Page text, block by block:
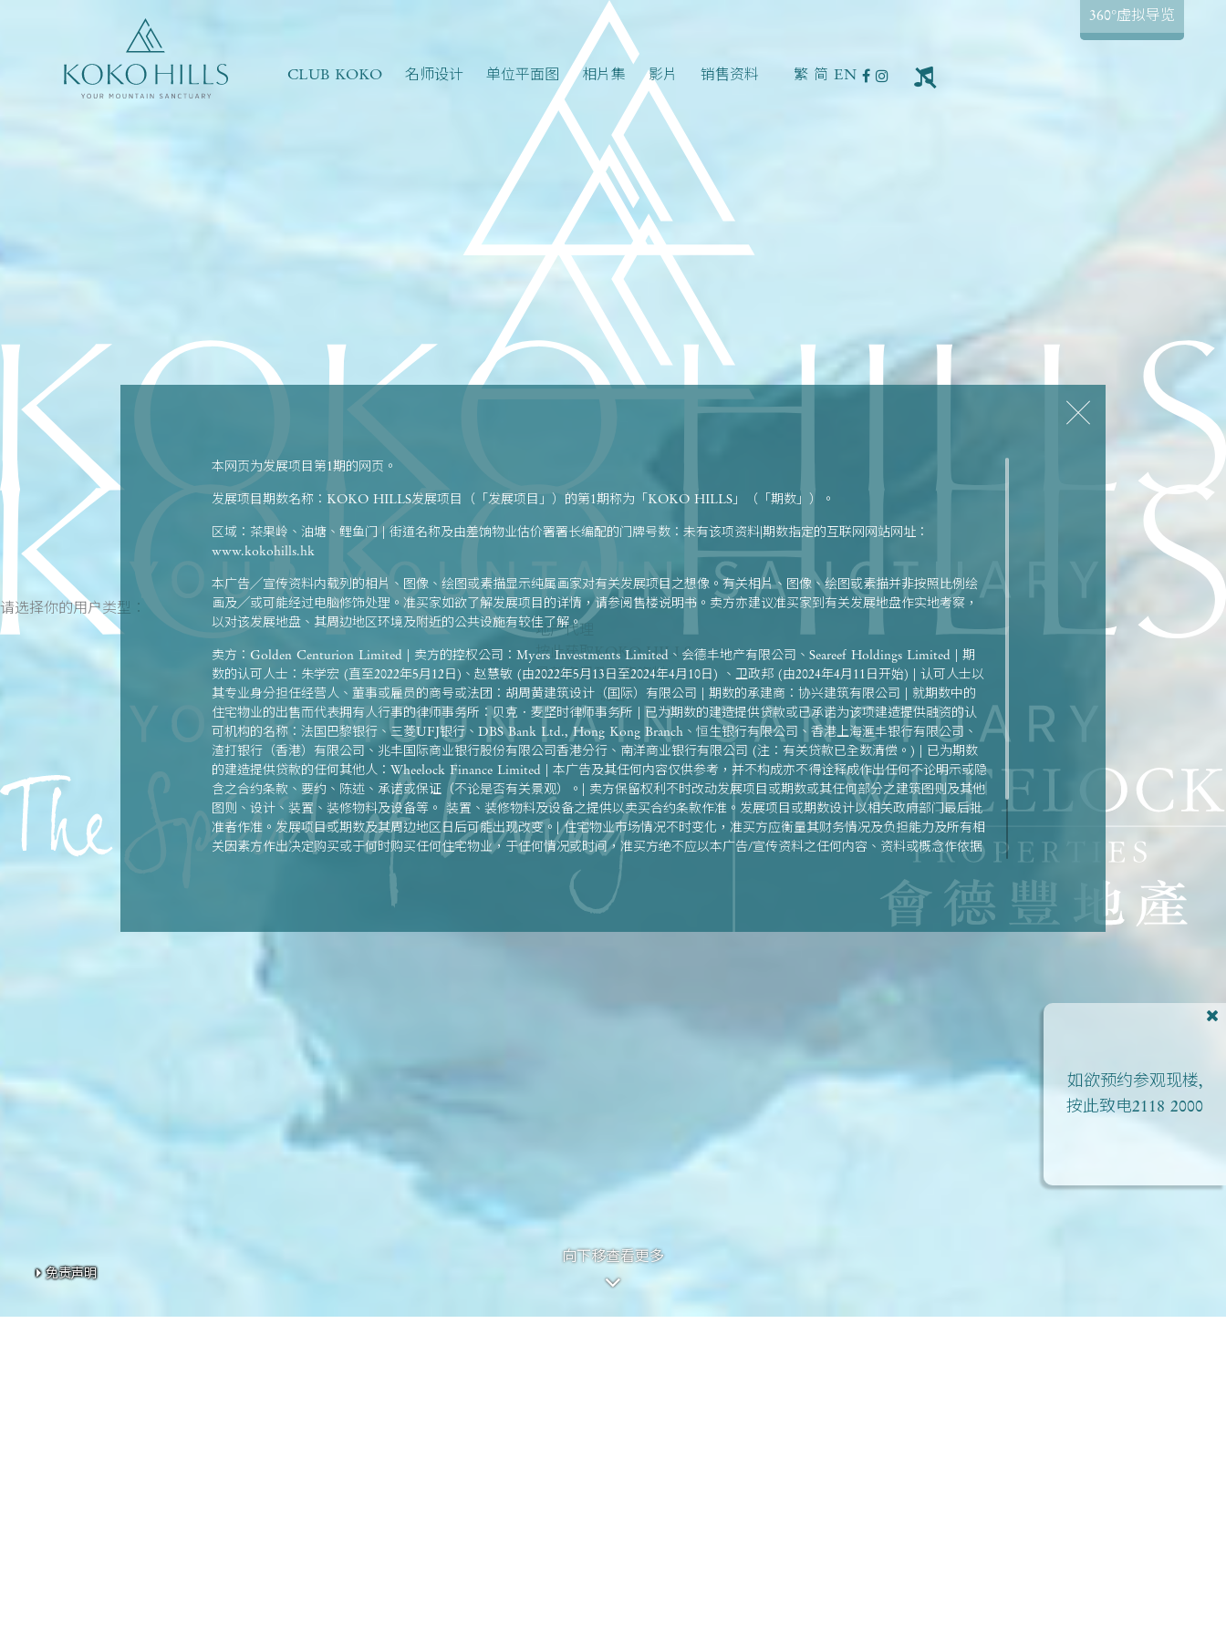
CLUB KOKO 名师设计 单位平面图 相片集 影片 销售资料 繁 简 EN
360°虚拟导览
如欲预约参观现楼,
按此致电2118 2000
本网页为发展项目第1期的网页。
发展项目期数名称：KOKO HILLS发展项目（「发展项目」）的第1期称为「KOKO HILLS」（「期数」）。
区域：茶果岭、油塘、鲤鱼门 | 街道名称及由差饷物业估价署署长编配的门牌号数：未有该项资料|期数指定的互联网网站网址：
www.kokohills.hk
本广告╱宣传资料内载列的相片、图像、绘图或素描显示纯属画家对有关发展项目之想像。有关相片、图像、绘图或素描并非按照比例绘
画及╱或可能经过电脑修饰处理。准买家如欲了解发展项目的详情，请参阅售楼说明书。卖方亦建议准买家到有关发展地盘作实地考察，
以对该发展地盘、其周边地区环境及附近的公共设施有较佳了解。
卖方：Golden Centurion Limited | 卖方的控权公司：Myers Investments Limited、会德丰地产有限公司、Seareef Holdings Limited | 期
数的认可人士：朱学宏 (直至2022年5月12日)、赵慧敏 (由2022年5月13日至2024年4月10日) 、卫政邦 (由2024年4月11日开始) | 认可人士以
其专业身分担任经营人、董事或雇员的商号或法团：胡周黄建筑设计（国际）有限公司 | 期数的承建商：协兴建筑有限公司 | 就期数中的
住宅物业的出售而代表拥有人行事的律师事务所：贝克．麦坚时律师事务所 | 已为期数的建造提供贷款或已承诺为该项建造提供融资的认
可机构的名称：法国巴黎银行、三菱UFJ银行、DBS Bank Ltd., Hong Kong Branch、恒生银行有限公司、香港上海滙丰银行有限公司、
渣打银行（香港）有限公司、兆丰国际商业银行股份有限公司香港分行、南洋商业银行有限公司 (注：有关贷款已全数清偿。) | 已为期数
的建造提供贷款的任何其他人：Wheelock Finance Limited | 本广告及其任何内容仅供参考，并不构成亦不得诠释成作出任何不论明示或隐
含之合约条款、要约、陈述、承诺或保证（不论是否有关景观）。| 卖方保留权利不时改动发展项目或期数或其任何部分之建筑图则及其他
图则、设计、装置、装修物料及设备等。 装置、装修物料及设备之提供以卖买合约条款作准。发展项目或期数设计以相关政府部门最后批
准者作准。发展项目或期数及其周边地区日后可能出现改变。| 住宅物业市场情况不时变化，准买方应衡量其财务情况及负担能力及所有相
关因素方作出决定购买或于何时购买任何住宅物业，于任何情况或时间，准买方绝不应以本广告/宣传资料之任何内容、资料或概念作依据
或受其影响决定购买或于何时购买任何住宅物业。| 卖方建议准买方参阅有关售楼说明书，以了解发展项目或期数的资料。| 详情请参阅售
免责声明
请选择你的用户类型：
地产代理
按此获取KOKO HILLS
最新资讯及销售资料
访客
向下移查看更多
免责声明
免责声明
免责声明
强健体魄
免责声明
向下移查看更多